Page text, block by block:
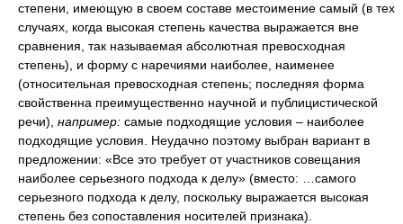
степени, имеющую в своем составе местоимение самый (в тех
случаях, когда высокая степень качества выражается вне
сравнения, так называемая абсолютная превосходная
степень), и форму с наречиями наиболее, наименее
(относительная превосходная степень; последняя форма
свойственна преимущественно научной и публицистической
речи), например: самые подходящие условия – наиболее
подходящие условия. Неудачно поэтому выбран вариант в
предложении: «Все это требует от участников совещания
наиболее серьезного подхода к делу» (вместо: …самого
серьезного подхода к делу, поскольку выражается высокая
степень без сопоставления носителей признака).